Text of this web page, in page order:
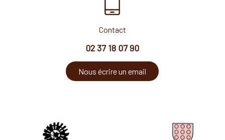
Contact
02 37 18 07 90
Nous écrire un email